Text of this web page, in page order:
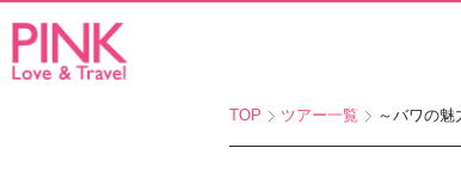
TOP ツアー一覧 ～バワの